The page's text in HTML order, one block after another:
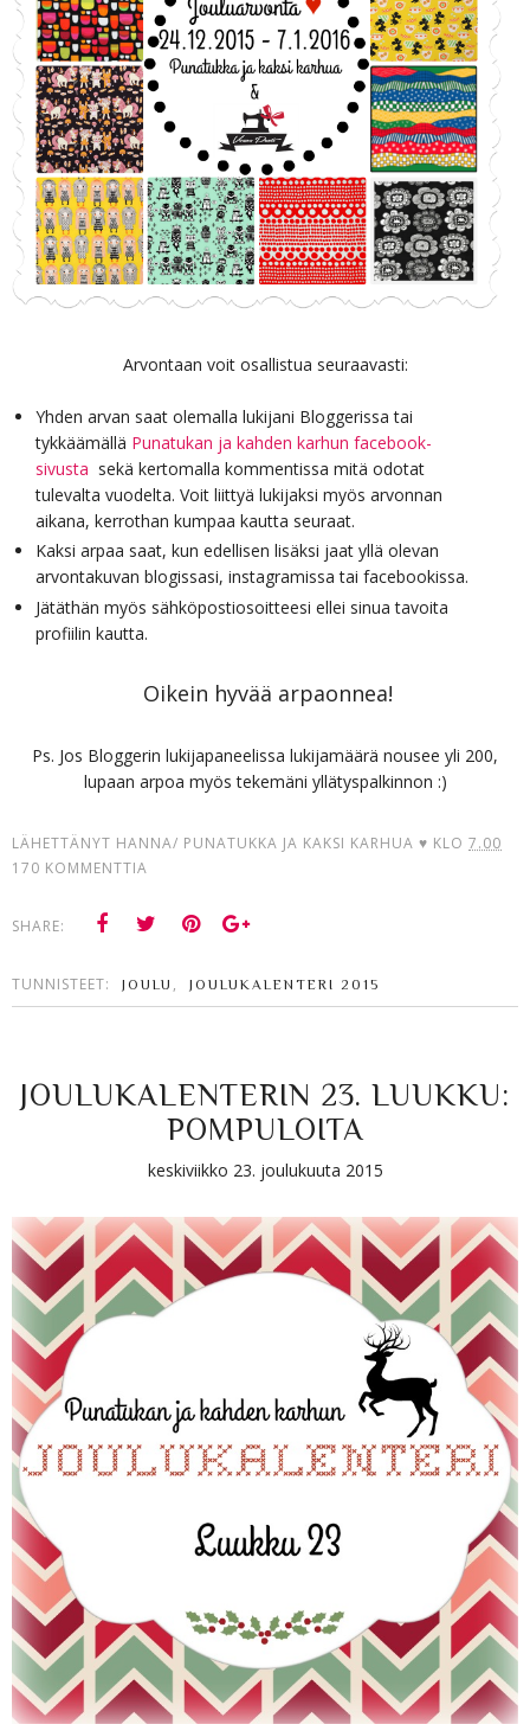
Arvontaan voit osallistua seuraavasti:
Yhden arvan saat olemalla lukijani Bloggerissa tai
tykkäämällä Punatukan ja kahden karhun facebook-
sivusta sekä kertomalla kommentissa mitä odotat
tulevalta vuodelta. Voit liittyä lukijaksi myös arvonnan
aikana, kerrothan kumpaa kautta seuraat.
Kaksi arpaa saat, kun edellisen lisäksi jaat yllä olevan
arvontakuvan blogissasi, instagramissa tai facebookissa.
Jätäthän myös sähköpostiosoitteesi ellei sinua tavoita
profiilin kautta.
Oikein hyvää arpaonnea!
Ps. Jos Bloggerin lukijapaneelissa lukijamäärä nousee yli 200,
lupaan arpoa myös tekemäni yllätyspalkinnon :)
LÄHETTÄNYT HANNA/ PUNATUKKA JA KAKSI KARHUA ♥ KLO 7.00
170 KOMMENTTIA
SHARE:
TUNNISTEET: JOULU , JOULUKALENTERI 2015
JOULUKALENTERIN 23. LUUKKU:
POMPULOITA
keskiviikko 23. joulukuuta 2015